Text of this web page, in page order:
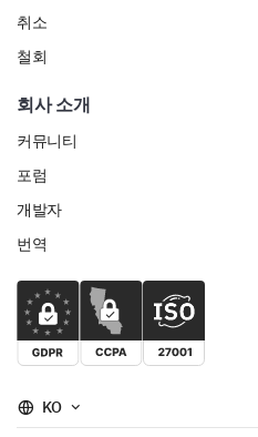
취소
철회
회사 소개
커뮤니티
포럼
개발자
번역
KO